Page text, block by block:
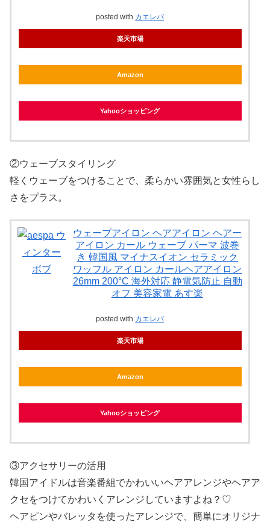
posted with カエレバ
楽天市場
Amazon
Yahooショッピング
②ウェーブスタイリング
軽くウェーブをつけることで、柔らかい雰囲気と女性らし
さをプラス。
ウェーブアイロン ヘアアイロン ヘアー
アイロン カール ウェーブ パーマ 波巻
き 韓国風 マイナスイオン セラミック
ワッフル アイロン カールヘアアイロン
26mm 200°C 海外対応 静電気防止 自動
オフ 美容家電 あす楽
posted with カエレバ
楽天市場
Amazon
Yahooショッピング
③アクセサリーの活用
韓国アイドルは音楽番組でかわいいヘアアレンジやヘアア
クセをつけてかわいくアレンジしていますよね？♡
ヘアピンやバレッタを使ったアレンジで、簡単にオリジナ